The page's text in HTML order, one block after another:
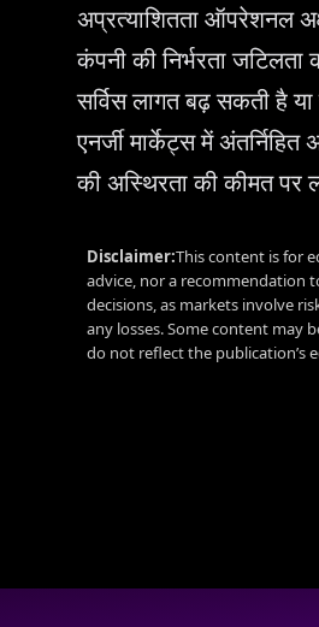
अप्रत्याशितता ऑपरेशनल
कंपनी की निर्भरता
सर्विस लागत बढ़ सकती है
एनर्जी मार्केट्स में
की अस्थिरता की कीमत पर
Disclaimer:This content is for
advice, nor a recommendation
decisions, as markets involve
any losses. Some content may
do not reflect the publication’s